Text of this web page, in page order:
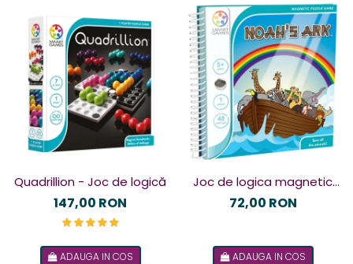
Quadrillion - Joc de logică
147,00 RON
ADAUGA IN COS
Joc de logica magnetic
Noah's Ark
72,00 RON
ADAUGA IN COS